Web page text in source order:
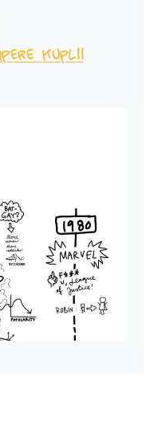
kuplii